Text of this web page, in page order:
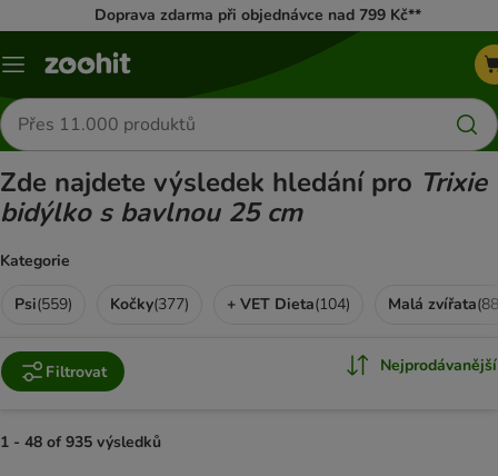
Doprava zdarma při objednávce nad 799 Kč**
Menu
Hledat
produkty
Zde najdete výsledek hledání pro Trixie
bidýlko s bavlnou 25 cm
Kategorie
Psi(559) Kočky(377) + VET Dieta(104) Malá zvířata(88
Filtrovat Nejprodávanější
1 - 48 of 935 výsledků